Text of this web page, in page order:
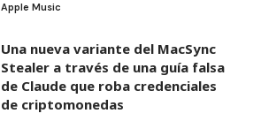
Apple Music
Una nueva variante del MacSync
Stealer a través de una guía falsa
de Claude que roba credenciales
de criptomonedas